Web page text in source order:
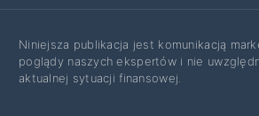
Niniejsza publikacja jest komunikacją
poglądy naszych ekspertów i nie
aktualnej sytuacji finansowej.